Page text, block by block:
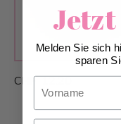
CHF 12.20
Jetzt
Melden Sie sich
sparen